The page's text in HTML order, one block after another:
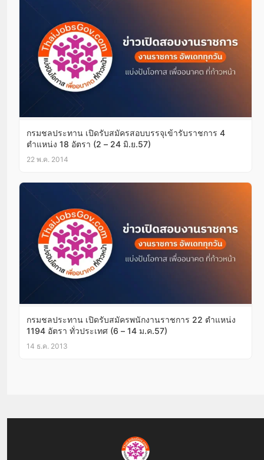
กรมชลประทาน เปิดรับสมัครสอบบรรจุเข้ารับราชการ 4
ตำแหน่ง 18 อัตรา (2 – 24 มิ.ย.57)
22 พ.ค. 2014
กรมชลประทาน เปิดรับสมัครพนักงานราชการ 22 ตำแหน่ง
1194 อัตรา ทั่วประเทศ (6 – 14 ม.ค.57)
14 ธ.ค. 2013